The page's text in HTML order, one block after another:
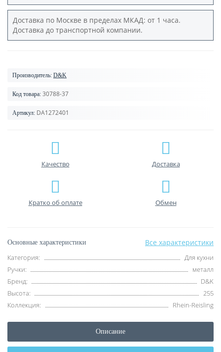
Доставка по Москве в пределах МКАД: от 1 часа.
Доставка до транспортной компании.
Производитель: D&K
Код товара: 30788-37
Артикул: DA1272401
Качество Доставка
Кратко об оплате Обмен
Основные характеристики Все характеристики
Категория:
Для кухни
Ручки:
металл
Бренд:
D&K
Высота:
255
Коллекция:
Rhein-Reisling
Описание